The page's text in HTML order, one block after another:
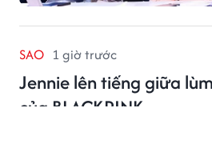
SAO 1 giờ trước
Jennie lên tiếng giữa
của BLACKPINK